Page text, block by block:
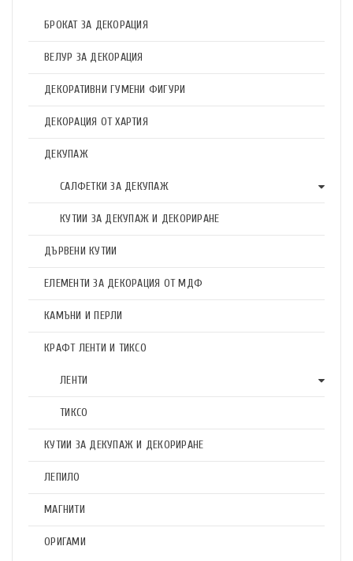
БРОКАТ ЗА ДЕКОРАЦИЯ
ВЕЛУР ЗА ДЕКОРАЦИЯ
ДЕКОРАТИВНИ ГУМЕНИ ФИГУРИ
ДЕКОРАЦИЯ ОТ ХАРТИЯ
ДЕКУПАЖ
САЛФЕТКИ ЗА ДЕКУПАЖ
КУТИИ ЗА ДЕКУПАЖ И ДЕКОРИРАНЕ
ДЪРВЕНИ КУТИИ
ЕЛЕМЕНТИ ЗА ДЕКОРАЦИЯ ОТ МДФ
КАМЪНИ И ПЕРЛИ
КРАФТ ЛЕНТИ И ТИКСО
ЛЕНТИ
ТИКСО
КУТИИ ЗА ДЕКУПАЖ И ДЕКОРИРАНЕ
ЛЕПИЛО
МАГНИТИ
ОРИГАМИ